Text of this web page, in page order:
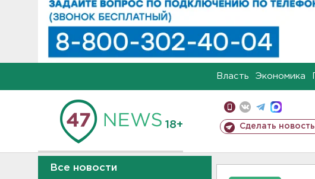
Власть Экономика
18+ Сделать новость
Все новости